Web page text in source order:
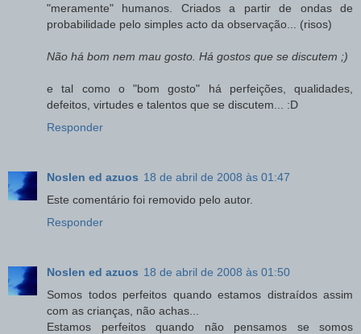
"meramente" humanos. Criados a partir de ondas de
probabilidade pelo simples acto da observação... (risos)
Não há bom nem mau gosto. Há gostos que se discutem ;)
e tal como o "bom gosto" há perfeições, qualidades,
defeitos, virtudes e talentos que se discutem... :D
Responder
Noslen ed azuos 18 de abril de 2008 às 01:47
Este comentário foi removido pelo autor.
Responder
Noslen ed azuos 18 de abril de 2008 às 01:50
Somos todos perfeitos quando estamos distraídos assim
com as crianças, não achas...
Estamos perfeitos quando não pensamos se somos